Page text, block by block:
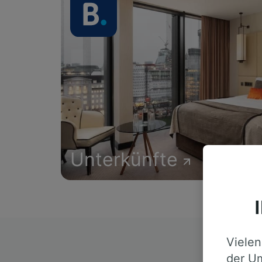
Unterkünfte
der